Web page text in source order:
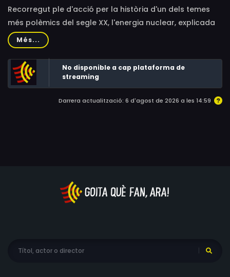
Recorregut ple d'acció per la història d'un dels temes
més polèmics del segle XX, l'energia nuclear, explicada
pels qui el van viure en primera persona. Se centra en els
esdeveniments dels Estats Units, el Regne Unit, França i
Alemanya, i en traça el desenvolupament social i polític
des dels primers dies de l'eufòria atòmica de la
postguerra fins a les acaballes del "renaixement
nuclear" de l'actualitat.
Més...
No disponible a cap plataforma de
streaming
Darrera actualització: 6 d'agost de 2026 a les 14:59